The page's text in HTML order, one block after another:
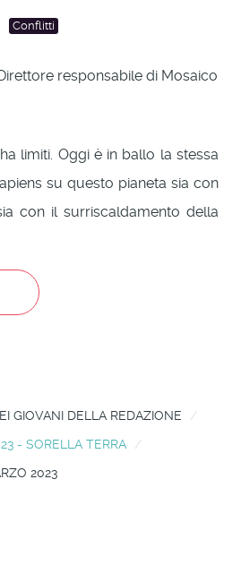
Conflitti
responsabile di Mosaico
limiti. Oggi è in ballo la stessa
su questo pianeta sia con
con il surriscaldamento della
GIOVANI DELLA REDAZIONE
- SORELLA TERRA
2023